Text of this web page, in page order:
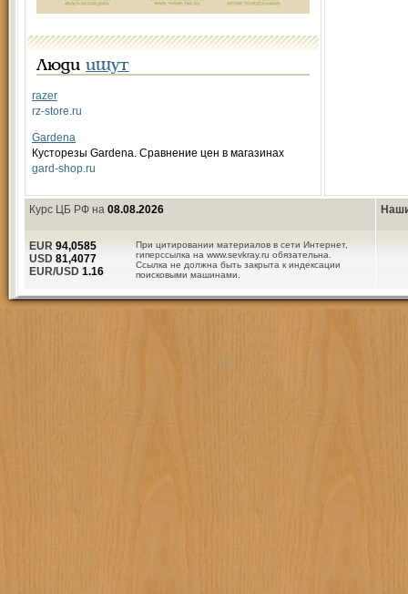
Люди ищут
razer
rz-store.ru
Gardena
Кусторезы Gardena. Сравнение цен в магазинах
gard-shop.ru
Курс ЦБ РФ на 08.08.2026
При цитировании материалов в сети Интернет,
гиперссылка на www.sevkray.ru обязательна.
Ссылка не должна быть закрыта к индексации
поисковыми машинами.
EUR 94,0585
USD 81,4077
EUR/USD 1.16